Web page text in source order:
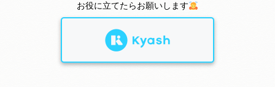
お役に立てたらお願いします